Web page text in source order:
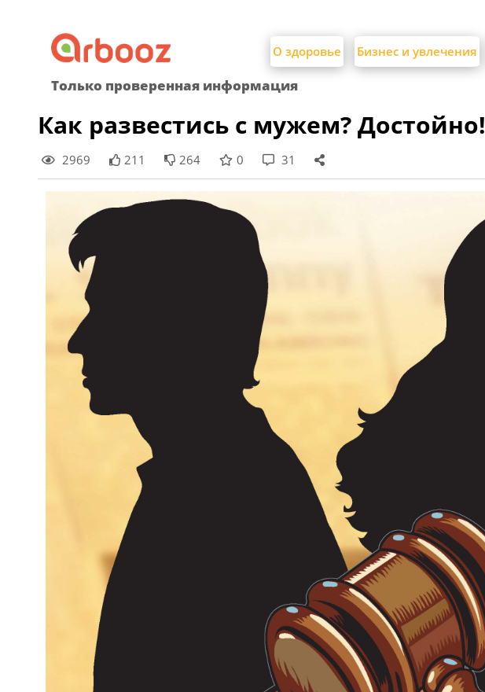
content
О здоровье Бизнес и увлечения
Только проверенная информация
Как развестись с мужем? Достойно!
2969 211 264 0 31